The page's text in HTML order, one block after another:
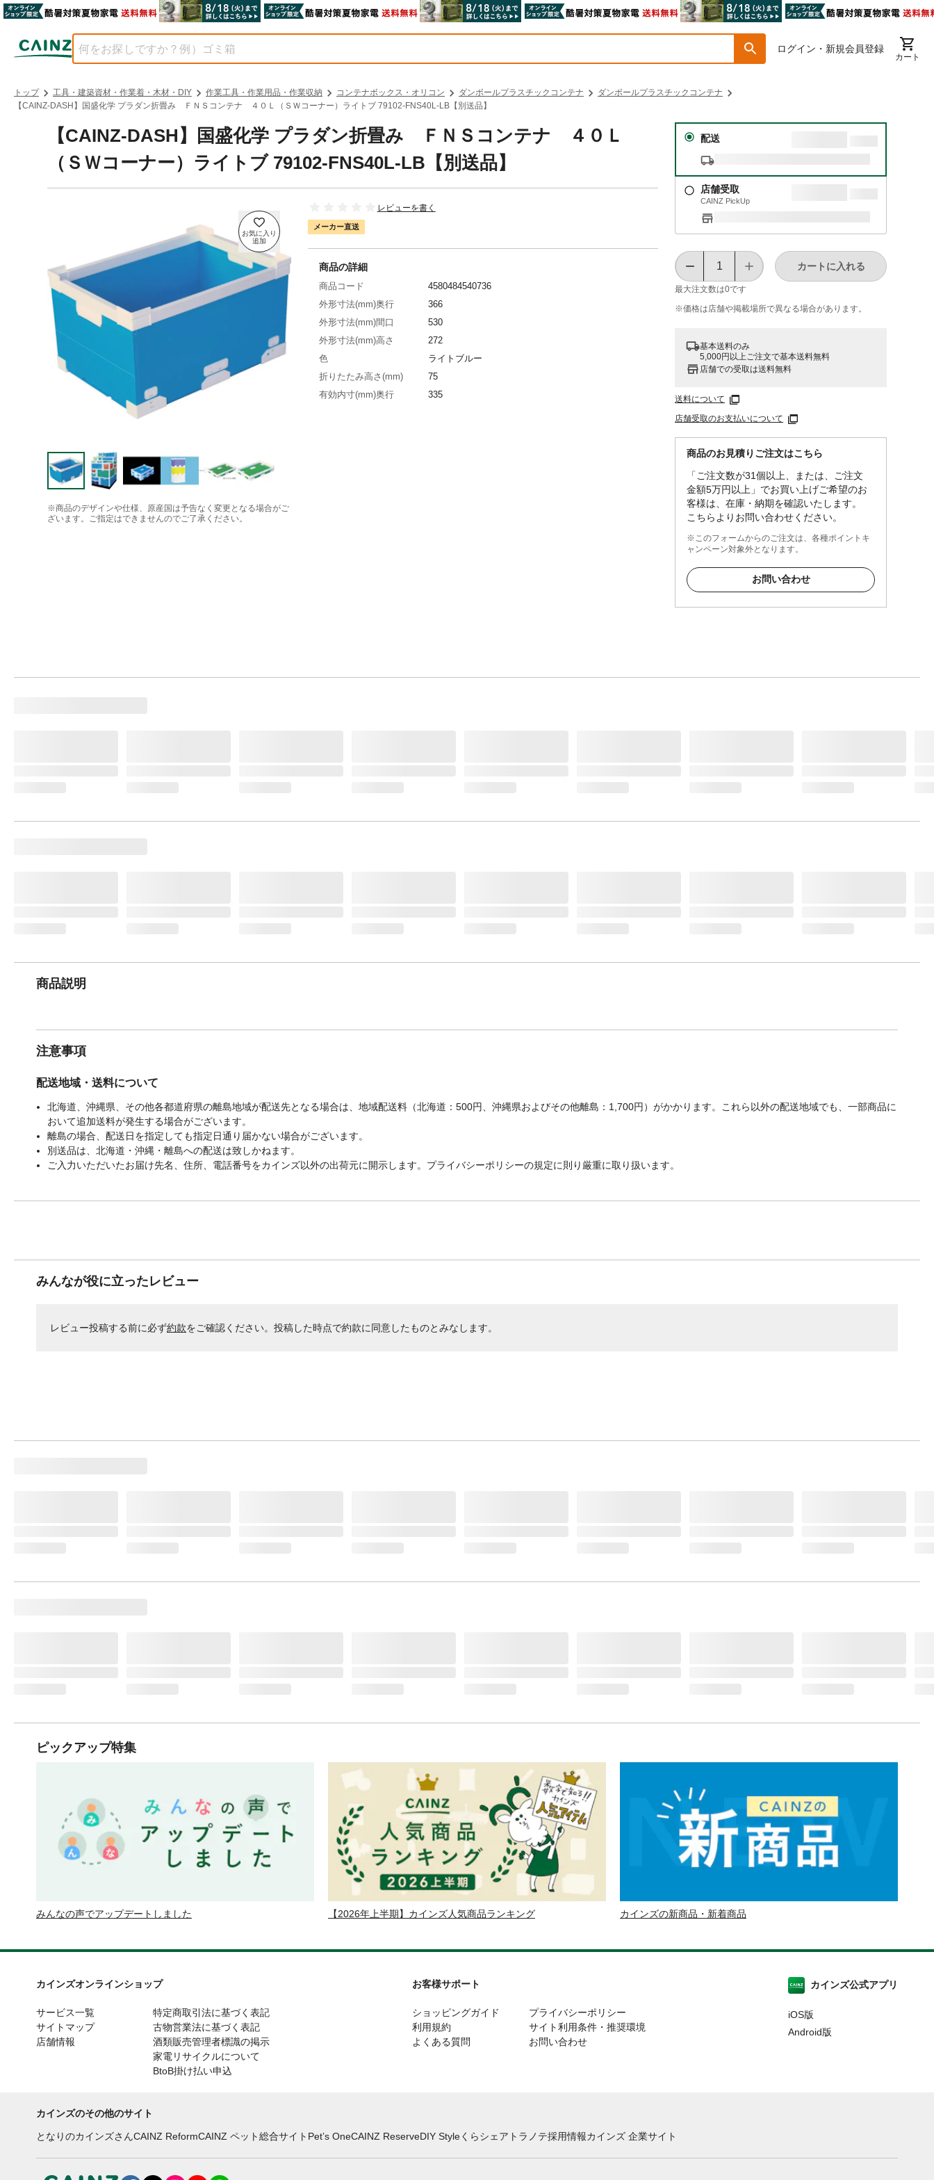
ログイン・新規会員登録
カート
トップ 工具・建築資材・作業着・木材・DIY 作業工具・作業用品・作業収納 コンテナボックス・オリコン ダンボールプラスチックコンテナ
ダンボールプラスチックコンテナ
【CAINZ-DASH】国盛化学 プラダン折畳み ＦＮＳコンテナ ４０Ｌ（ＳＷコーナー）ライトブ 79102-FNS40L-LB【別送品】
【CAINZ-DASH】国盛化学 プラダン折畳み ＦＮＳコンテナ ４０Ｌ
（ＳＷコーナー）ライトブ 79102-FNS40L-LB【別送品】
※商品のデザインや仕様、原産国は予告なく変更となる場合がご
ざいます。ご指定はできませんのでご了承ください。
レビューを書く
メーカー直送
配送
店舗受取
CAINZ PickUp
最大注文数は0です
カートに入れる
※価格は​店舗や​掲載場所で​異なる​場合が​あります。
基本送料のみ
5,000円以上ご注文で基本送料無料
店舗での受取は送料無料
送料について
店舗受取のお支払いについて
商品のお見積りご注文はこちら
「ご注文数が31個以上、または、ご注文
金額5万円以上」でお買い上げご希望のお
客様は、在庫・納期を確認いたします。
こちらよりお問い合わせください。
※このフォームからのご注文は、各種ポイントキ
ャンペーン対象外となります。
お問い合わせ
商品の詳細
商品コード
4580484540736
外形寸法(mm)奥行
366
外形寸法(mm)間口
530
外形寸法(mm)高さ
272
色
ライトブルー
折りたたみ高さ(mm)
75
有効内寸(mm)奥行
335
商品説明
注意事項
配送地域・送料について
北海道、沖縄県、その他各都道府県の離島地域が配送先となる場合は、地域配送料（北海道：500円、沖縄県およびその他離島：1,700円）がかかります。これら以外の配送地域でも、一部商品に
おいて追加送料が発生する場合がございます。
離島の場合、配送日を指定しても指定日通り届かない場合がございます。
別送品は、北海道・沖縄・離島への配送は致しかねます。
ご入力いただいたお届け先名、住所、電話番号をカインズ以外の出荷元に開示します。プライバシーポリシーの規定に則り厳重に取り扱います。
みんなが役に立ったレビュー
レビュー投稿する前に必ず約款をご確認ください。投稿した時点で約款に同意したものとみなします。
ピックアップ特集
みんなの声でアップデートしました 【2026年上半期】カインズ人気商品ランキング カインズの新商品・新着商品
カインズオンラインショップ
サービス一覧
サイトマップ
店舗情報
特定商取引法に基づく表記
古物営業法に基づく表記
酒類販売管理者標識の掲示
家電リサイクルについて
BtoB掛け払い申込
お客様サポート
ショッピングガイド
利用規約
よくある質問
プライバシーポリシー
サイト利用条件・推奨環境
お問い合わせ
カインズ公式アプリ
iOS版
Android版
カインズのその他のサイト
となりのカインズさんCAINZ ReformCAINZ ペット総合サイト Pet’s OneCAINZ ReserveDIY Styleくらシェア トラノテ採用情報カインズ 企業サイト